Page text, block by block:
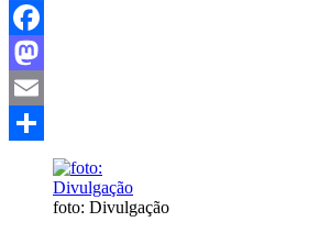
Facebook
Mastodon
Email
foto: Divulgação